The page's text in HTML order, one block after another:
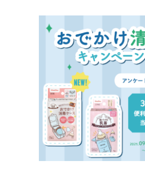
＼最新情報はこちら／